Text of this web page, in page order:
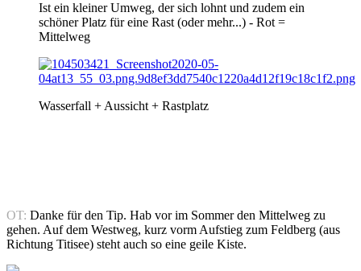
Ist ein kleiner Umweg, der sich lohnt und zudem ein
schöner Platz für eine Rast (oder mehr...) - Rot =
Mittelweg
Wasserfall + Aussicht + Rastplatz
OT: Danke für den Tip. Hab vor im Sommer den Mittelweg zu
gehen. Auf dem Westweg, kurz vorm Aufstieg zum Feldberg (aus
Richtung Titisee) steht auch so eine geile Kiste.